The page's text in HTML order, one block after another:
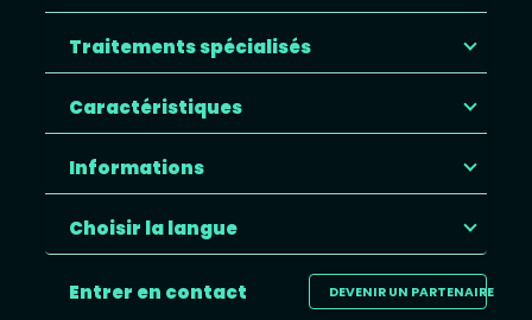
Traitements spécialisés
Caractéristiques
Informations
Choisir la langue
DEVENIR UN PARTENAIRE
Entrer en contact